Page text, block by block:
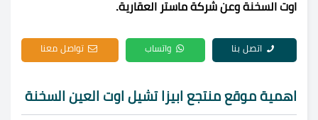
اوت السخنة وعن شركة ماستر العقارية.
اتصل بنا واتساب تواصل معنا
اهمية موقع منتجع ابيزا تشيل اوت العين السخنة